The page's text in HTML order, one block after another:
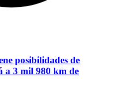
posibilidades de
a 3 mil 980 km de